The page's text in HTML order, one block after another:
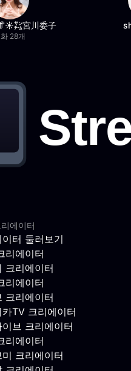
㌠宮川委子
28개
에이터
이터 둘러보기
리에이터
크리에이터
리에이터
크리에이터
카TV 크리에이터
이브 크리에이터
리에이터
미 크리에이터